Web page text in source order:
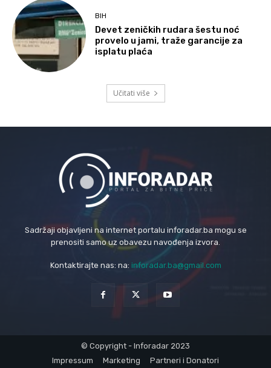
BIH
Devet zeničkih rudara šestu noć
provelo u jami, traže garancije za
isplatu plaća
Učitati više
Sadržaji objavljeni na internet portalu inforadar.ba mogu se
prenositi samo uz obavezu navođenja izvora.
Kontaktirajte nas: na: inforadar.ba@gmail.com
© Copyright - Inforadar 2023
Impressum
Marketing Partneri i Donatori